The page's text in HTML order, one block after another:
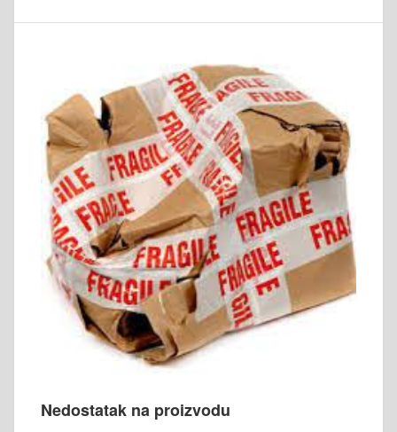
Nedostatak na proizvodu